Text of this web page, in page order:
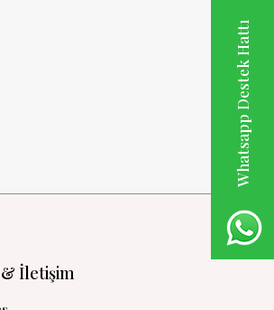
Whatsapp Destek Hattı
İletişim